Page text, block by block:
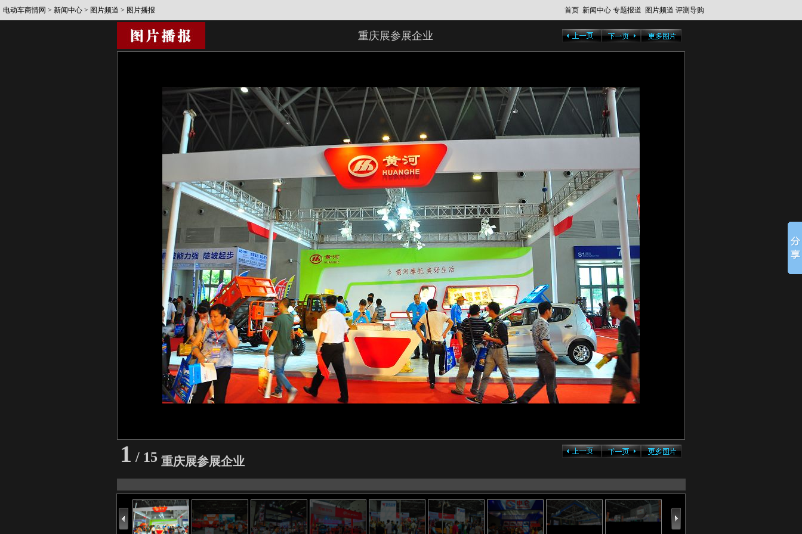
电动车商情网 > 新闻中心 > 图片频道 > 图片播报 首页 新闻中心 专题报道 图片频道 评测导购
重庆展参展企业
1 / 15 重庆展参展企业